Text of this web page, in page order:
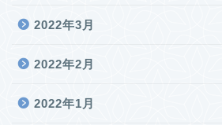
2022年3月
2022年2月
2022年1月